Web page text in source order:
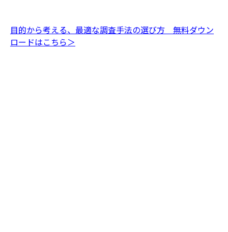
目的から考える、最適な調査手法の選び方 無料ダウン
ロードはこちら＞